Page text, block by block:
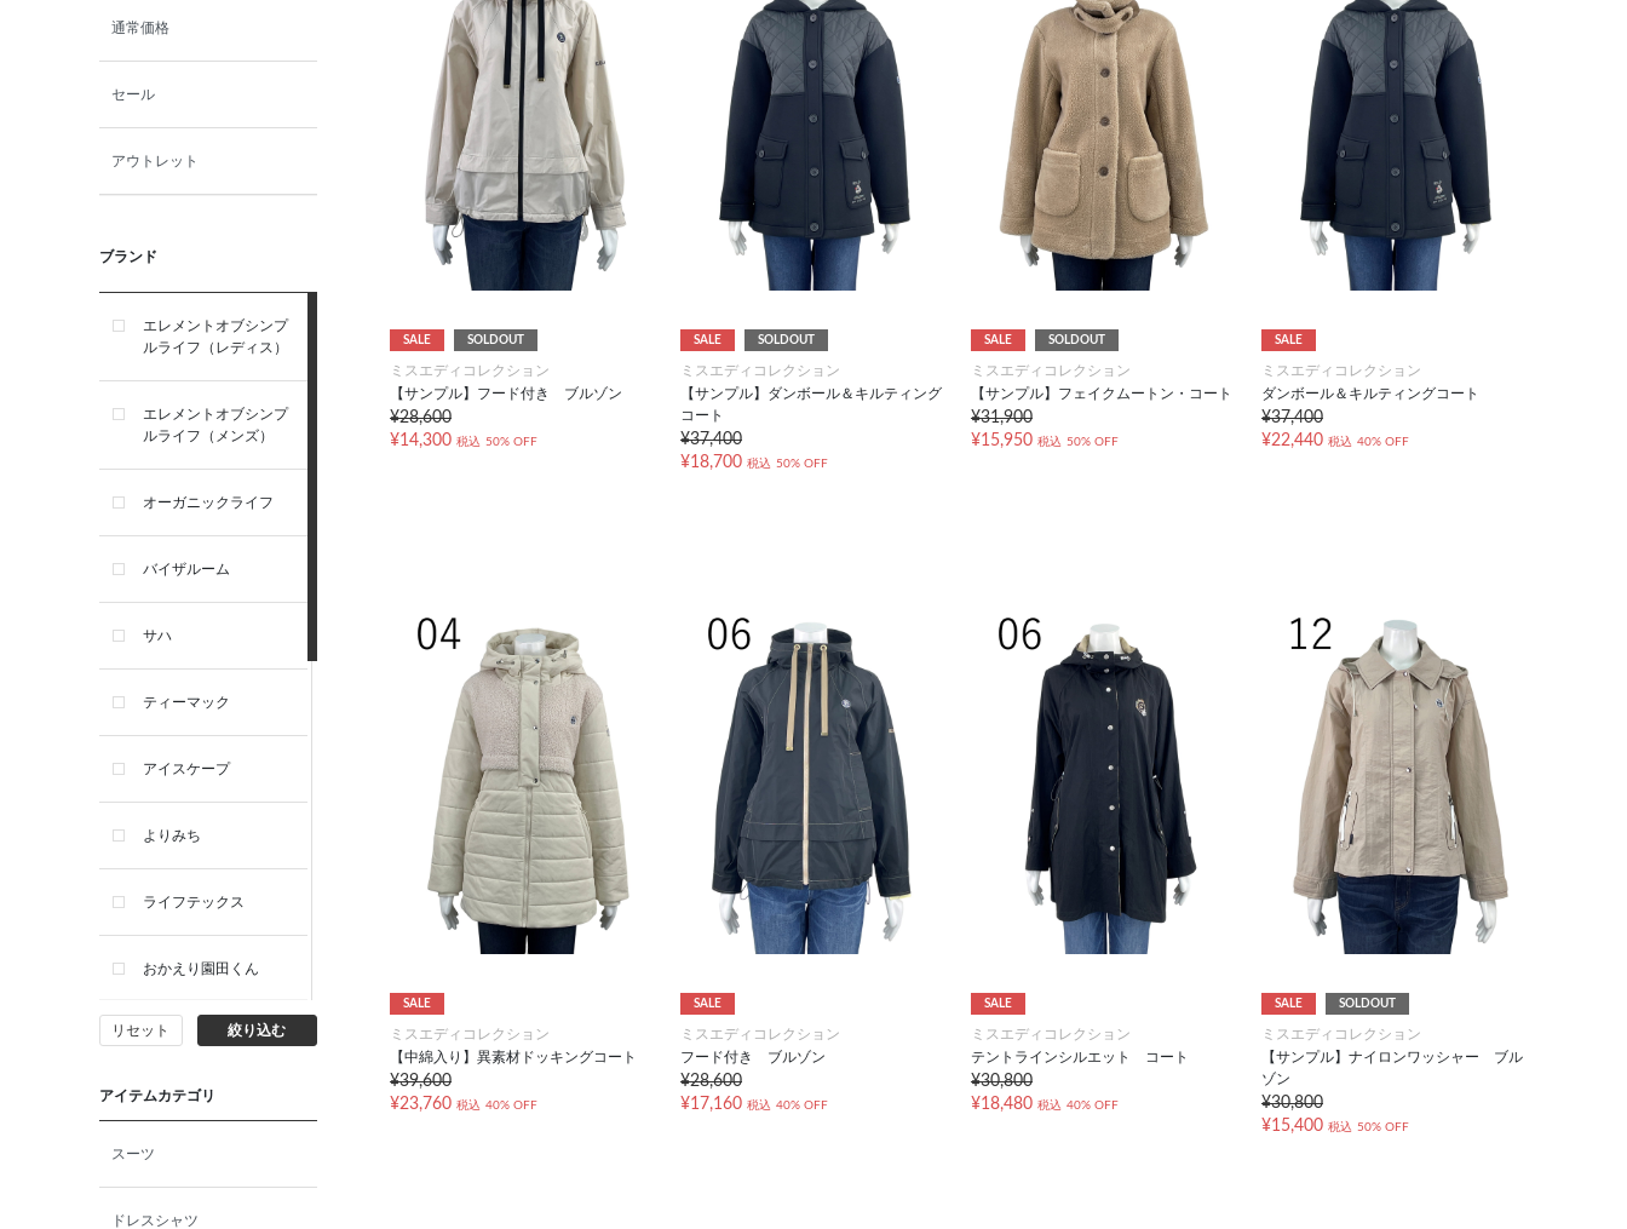
通常価格
セール
アウトレット
ブランド
エレメントオブシンプ
ルライフ（レディス）
エレメントオブシンプ
ルライフ（メンズ）
オーガニックライフ
バイザルーム
サハ
ティーマック
アイスケープ
よりみち
ライフテックス
おかえり園田くん
ビー・エー・ジー
イヴィスト
ン
リセット 絞り込む
アイテムカテゴリ
スーツ
ドレスシャツ
SALE SOLDOUT
ミスエディコレクション
【サンプル】フード付き ブルゾン
¥28,600
¥14,300 税込 50% OFF
SALE SOLDOUT
ミスエディコレクション
【サンプル】ダンボール＆キルティング
コート
¥37,400
¥18,700 税込 50% OFF
SALE SOLDOUT
ミスエディコレクション
【サンプル】フェイクムートン・コート
¥31,900
¥15,950 税込 50% OFF
SALE
ミスエディコレクション
ダンボール＆キルティングコート
¥37,400
¥22,440 税込 40% OFF
SALE
ミスエディコレクション
【中綿入り】異素材ドッキングコート
¥39,600
¥23,760 税込 40% OFF
SALE
ミスエディコレクション
フード付き ブルゾン
¥28,600
¥17,160 税込 40% OFF
SALE
ミスエディコレクション
テントラインシルエット コート
¥30,800
¥18,480 税込 40% OFF
SALE SOLDOUT
ミスエディコレクション
【サンプル】ナイロンワッシャー ブル
ゾン
¥30,800
¥15,400 税込 50% OFF